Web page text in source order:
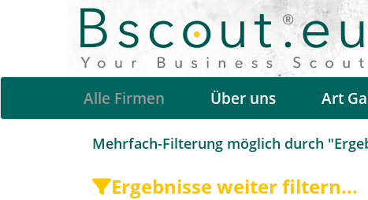
Alle Firmen Über uns Art
Mehrfach-Filterung möglich durch
Ergebnisse weiter filtern...